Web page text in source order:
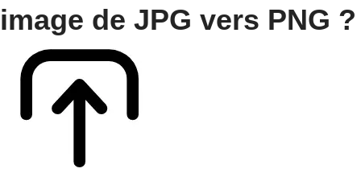
image de JPG vers PNG ?